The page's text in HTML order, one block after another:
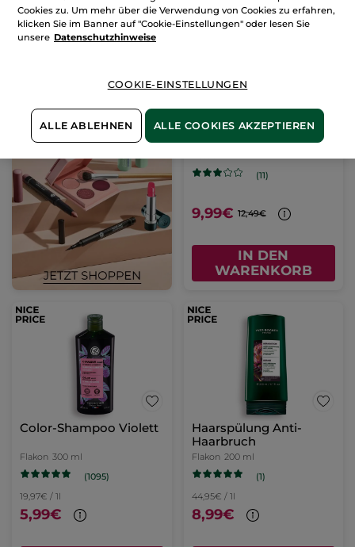
NEUHEIT -20%
Reiseset Haarreparatur
(11)
9,99€ 12,49€
IN DEN
WARENKORB
Color-Shampoo Violett
Flakon 300 ml
(1095)
19,97€ / 1l
5,99€
Haarspülung Anti-
Haarbruch
Flakon 200 ml
(1)
44,95€ / 1l
8,99€
Cookies zu. Um mehr über die Verwendung von Cookies zu erfahren,
klicken Sie im Banner auf "Cookie-Einstellungen" oder lesen Sie
unsere Datenschutzhinweise
COOKIE-EINSTELLUNGEN
ALLE ABLEHNEN ALLE COOKIES AKZEPTIEREN